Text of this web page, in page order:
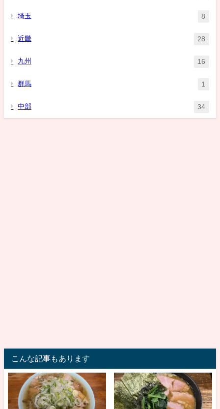
埼玉 8
近畿 28
九州 16
群馬 1
中部 34
こんな記事もあります